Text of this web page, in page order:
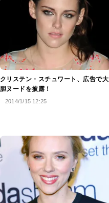
クリステン・スチュワート、広告で大
胆ヌードを披露！
2014/1/15 12:25